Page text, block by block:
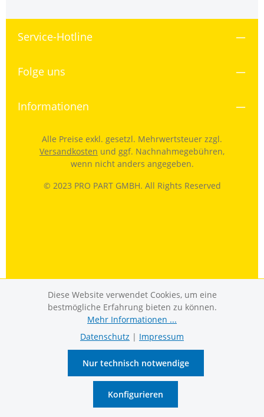
Service-Hotline
Folge uns
Informationen
© 2023 PRO PART GMBH. All Rights Reserved
Alle Preise exkl. gesetzl. Mehrwertsteuer zzgl.
Versandkosten und ggf. Nachnahmegebühren,
wenn nicht anders angegeben.
Diese Website verwendet Cookies, um eine
bestmögliche Erfahrung bieten zu können.
Mehr Informationen ...
Datenschutz | Impressum
Nur technisch notwendige
Konfigurieren